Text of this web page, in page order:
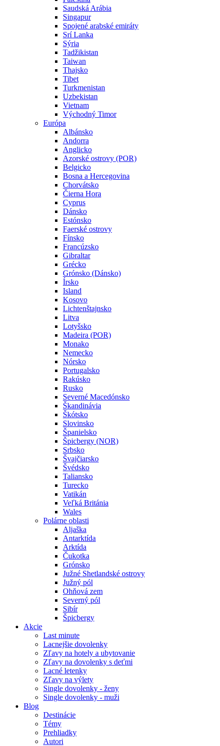
Saudská Arábia
Singapur
Spojené arabské emiráty
Srí Lanka
Sýria
Tadžikistan
Taiwan
Thajsko
Tibet
Turkmenistan
Uzbekistan
Vietnam
Východný Timor
Európa
Albánsko
Andorra
Anglicko
Azorské ostrovy (POR)
Belgicko
Bosna a Hercegovina
Chorvátsko
Čierna Hora
Cyprus
Dánsko
Estónsko
Faerské ostrovy
Fínsko
Francúzsko
Gibraltar
Grécko
Grónsko (Dánsko)
Írsko
Island
Kosovo
Lichtenštajnsko
Litva
Lotyšsko
Madeira (POR)
Monako
Nemecko
Nórsko
Portugalsko
Rakúsko
Rusko
Severné Macedónsko
Škandinávia
Škótsko
Slovinsko
Španielsko
Špicbergy (NOR)
Srbsko
Švajčiarsko
Švédsko
Taliansko
Turecko
Vatikán
Veľká Británia
Wales
Polárne oblasti
Aljaška
Antarktída
Arktída
Čukotka
Grónsko
Južné Shetlandské ostrovy
Južný pól
Ohňová zem
Severný pól
Sibír
Špicbergy
Akcie
Last minute
Lacnejšie dovolenky
Zľavy na hotely a ubytovanie
Zľavy na dovolenky s deťmi
Lacné letenky
Zľavy na výlety
Single dovolenky - ženy
Single dovolenky - muži
Blog
Destinácie
Témy
Prehliadky
Autori